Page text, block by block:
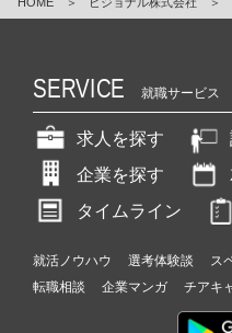
SERVICE 就職サービス
求人を探す
企業を探す
タイムライン
就活ノウハウ 選考体験談 ス
転職相談
企業マンガ チアキ